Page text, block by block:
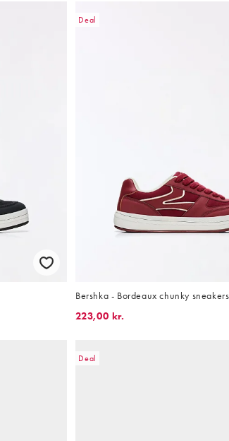
Deal
Bershka - Bordeaux chunky sneakers
223,00 kr.
Deal